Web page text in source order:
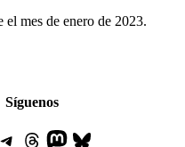
mes de enero de 2023.
Síguenos